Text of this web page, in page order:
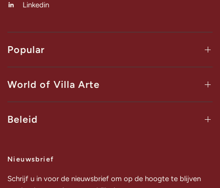
Linkedin
Popular
World of Villa Arte
Beleid
Nieuwsbrief
Schrijf u in voor de nieuwsbrief om op de hoogte te blijven